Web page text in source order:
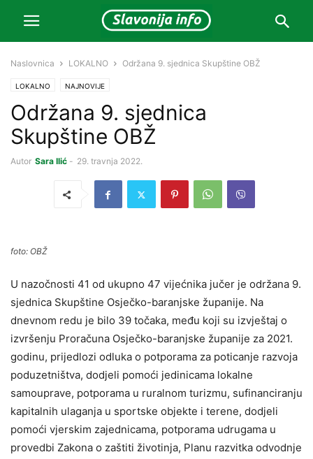
Naslovnica LOKALNO Održana 9. sjednica Skupštine OBŽ
LOKALNO NAJNOVIJE
Održana 9. sjednica
Skupštine OBŽ
Autor Sara Ilić - 29. travnja 2022.
foto: OBŽ
U nazočnosti 41 od ukupno 47 vijećnika jučer je održana 9.
sjednica Skupštine Osječko-baranjske županije. Na
dnevnom redu je bilo 39 točaka, među koji su izvještaj o
izvršenju Proračuna Osječko-baranjske županije za 2021.
godinu, prijedlozi odluka o potporama za poticanje razvoja
poduzetništva, dodjeli pomoći jedinicama lokalne
samouprave, potporama u ruralnom turizmu, sufinanciranju
kapitalnih ulaganja u sportske objekte i terene, dodjeli
pomoći vjerskim zajednicama, potporama udrugama u
provedbi Zakona o zaštiti životinja, Planu razvitka odvodnje